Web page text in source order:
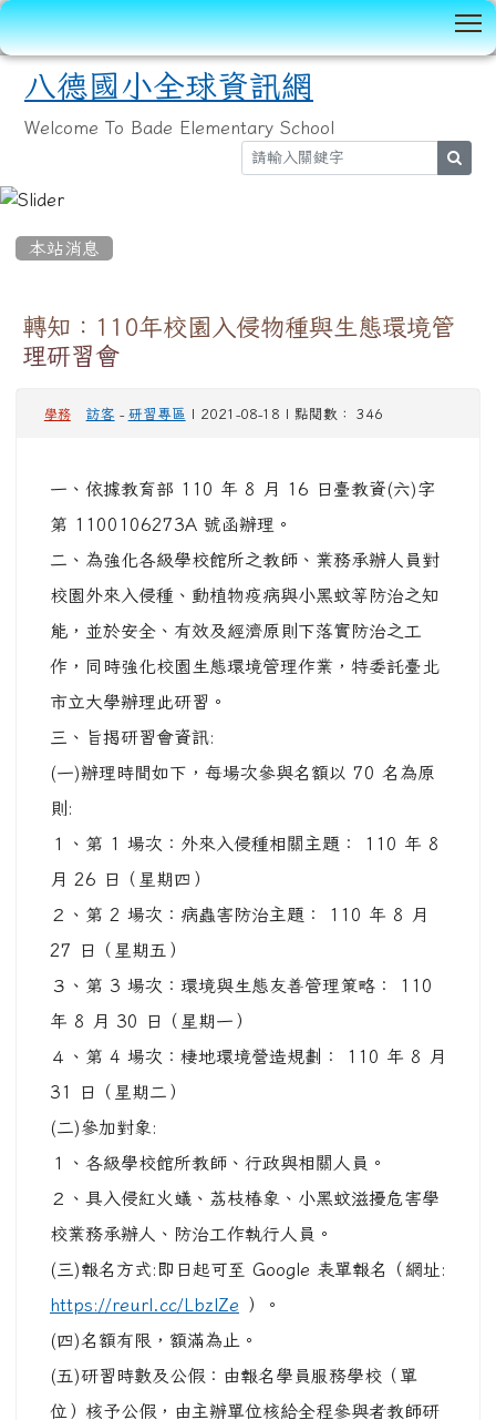
八德國小全球資訊網
Welcome To Bade Elementary School
本站消息
轉知：110年校園入侵物種與生態環境管
理研習會
學務 訪客 - 研習專區 | 2021-08-18 | 點閱數： 346
一、依據教育部 110 年 8 月 16 日臺教資(六)字
第 1100106273A 號函辦理。
二、為強化各級學校館所之教師、業務承辦人員對
校園外來入侵種、動植物疫病與小黑蚊等防治之知
能，並於安全、有效及經濟原則下落實防治之工
作，同時強化校園生態環境管理作業，特委託臺北
市立大學辦理此研習。
三、旨揭研習會資訊:
(一)辦理時間如下，每場次參與名額以 70 名為原
則:
１、第 1 場次：外來入侵種相關主題： 110 年 8
月 26 日（星期四）
２、第 2 場次：病蟲害防治主題： 110 年 8 月
27 日（星期五）
３、第 3 場次：環境與生態友善管理策略： 110
年 8 月 30 日（星期一）
４、第 4 場次：棲地環境營造規劃： 110 年 8 月
31 日（星期二）
(二)參加對象:
１、各級學校館所教師、行政與相關人員。
２、具入侵紅火蟻、荔枝椿象、小黑蚊滋擾危害學
校業務承辦人、防治工作執行人員。
(三)報名方式:即日起可至 Google 表單報名（網址:
https://reurl.cc/LbzlZe ）。
(四)名額有限，額滿為止。
(五)研習時數及公假：由報名學員服務學校（單
位）核予公假，由主辦單位核給全程參與者教師研